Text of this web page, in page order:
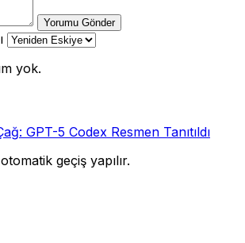
Yorumu Gönder
yok.
GPT-5 Codex Resmen Tanıtıldı
geçiş yapılır.